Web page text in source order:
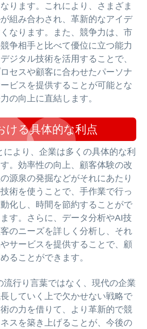
ります。これにより、さまざま
組み合わされ、革新的なアイデ
なります。また、競争力は、市
争相手と比べて優位に立つ能力
ジタル技術を活用することで、
セスや顧客に合わせたパーソナ
ビスを提供することが可能とな
の向上に直結します。
ける具体的な利点
により、企業は多くの具体的な利
。効率性の向上、顧客体験の改
源泉の発掘などがそれにあたり
術を使うことで、手作業で行っ
化し、時間を節約することがで
す。さらに、データ分析やAI技
のニーズを詳しく分析し、それ
サービスを提供することで、顧
ることができます。
流行り言葉ではなく、現代の企業
していく上で欠かせない戦略で
の力を借りて、より革新的で競
スを築き上げることが、今後の